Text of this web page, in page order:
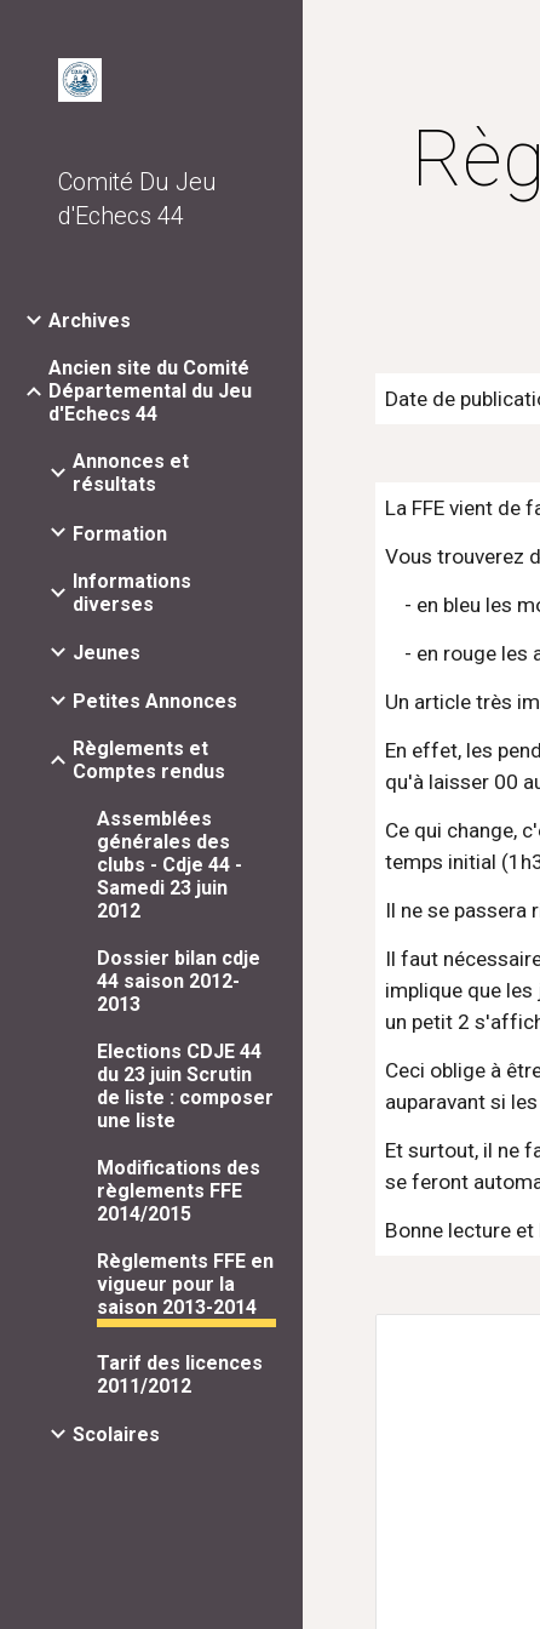
Comité Du Jeu
d'Echecs 44
Archives
Ancien site du Comité
Départemental du Jeu
d'Echecs 44
Annonces et
résultats
Formation
Informations
diverses
Jeunes
Petites Annonces
Règlements et
Comptes rendus
Assemblées
générales des
clubs - Cdje 44 -
Samedi 23 juin
2012
Dossier bilan cdje
44 saison 2012-
2013
Elections CDJE 44
du 23 juin Scrutin
de liste : composer
une liste
Modifications des
règlements FFE
2014/2015
Règlements FFE en
vigueur pour la
saison 2013-2014
Tarif des licences
2011/2012
Scolaires
Date de
La FFE vient de
Vous trouverez
- en bleu
- en rouge
Un article très
En effet, les
qu'à laisser 00
Ce qui change,
temps initial
Il ne se passera
Il faut
implique que
un petit 2
Ceci oblige à
auparavant si
Et surtout, il ne
se feront
Bonne lecture